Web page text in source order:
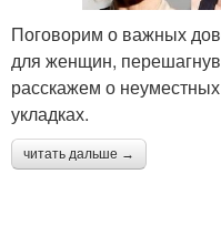
Поговорим о важных
для женщин,
расскажем о
укладках.
читать дальше →